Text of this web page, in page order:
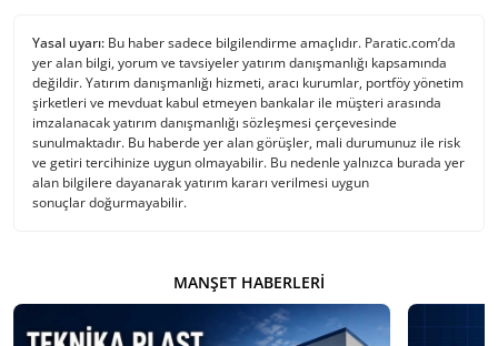
Yasal uyarı: Bu haber sadece bilgilendirme amaçlıdır. Paratic.com’da
yer alan bilgi, yorum ve tavsiyeler yatırım danışmanlığı kapsamında
değildir. Yatırım danışmanlığı hizmeti, aracı kurumlar, portföy yönetim
şirketleri ve mevduat kabul etmeyen bankalar ile müşteri arasında
imzalanacak yatırım danışmanlığı sözleşmesi çerçevesinde
sunulmaktadır. Bu haberde yer alan görüşler, mali durumunuz ile risk
ve getiri tercihinize uygun olmayabilir. Bu nedenle yalnızca burada yer
alan bilgilere dayanarak yatırım kararı verilmesi uygun
sonuçlar doğurmayabilir.
MANŞET HABERLERI